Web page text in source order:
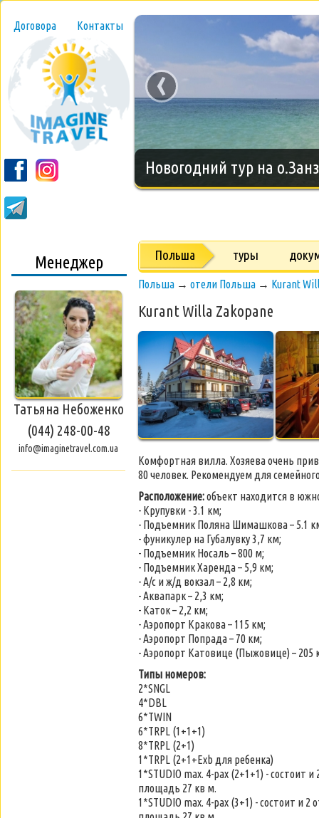
Договора Контакты
Новогодний тур на
‹
Менеджер
Татьяна Небоженко
(044) 248-00-48
info@imaginetravel.com.ua
Польша туры
Польша → отели Польша → Kurant
Kurant Willa Zakopane
Комфортная вилла. Хозяева очень
80 человек. Рекомендуем для
Расположение:объект находится в
- Крупувки - 3.1 км;
- Подъемник Поляна Шимашкова – 5.1
- фуникулер на Губалувку 3,7 км;
- Подъемник Носаль – 800 м;
- Подъемник Харенда – 5,9 км;
- А/с и ж/д вокзал – 2,8 км;
- Аквапарк – 2,3 км;
- Каток – 2,2 км;
- Аэропорт Кракова – 115 км;
- Аэропорт Попрада – 70 км;
- Аэропорт Катовице (Пыжовице) – 205
Типы номеров:
2*SNGL
4*DBL
6*TWIN
6*TRPL (1+1+1)
8*TRPL (2+1)
1*TRPL (2+1+Exb для ребенка)
1*STUDIO max. 4-pax (2+1+1) -
площадь 27 кв м.
1*STUDIO max. 4-pax (3+1) - состоит